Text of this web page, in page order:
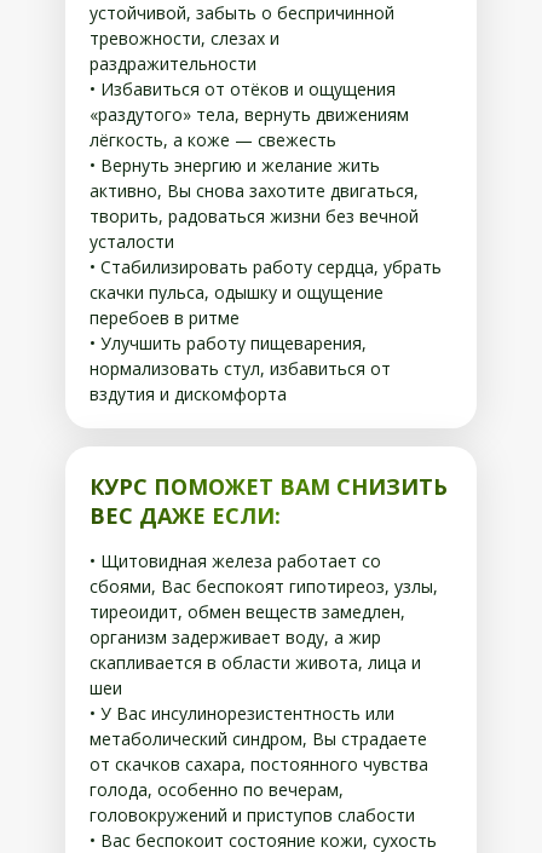
устойчивой, забыть о беспричинной
тревожности, слезах и
раздражительности
• Избавиться от отёков и ощущения
«раздутого» тела, вернуть движениям
лёгкость, а коже — свежесть
• Вернуть энергию и желание жить
активно, Вы снова захотите двигаться,
творить, радоваться жизни без вечной
усталости
• Стабилизировать работу сердца, убрать
скачки пульса, одышку и ощущение
перебоев в ритме
• Улучшить работу пищеварения,
нормализовать стул, избавиться от
вздутия и дискомфорта
КУРС ПОМОЖЕТ ВАМ СНИЗИТЬ
ВЕС ДАЖЕ ЕСЛИ:
• Щитовидная железа работает со
сбоями, Вас беспокоят гипотиреоз, узлы,
тиреоидит, обмен веществ замедлен,
организм задерживает воду, а жир
скапливается в области живота, лица и
шеи
• У Вас инсулинорезистентность или
метаболический синдром, Вы страдаете
от скачков сахара, постоянного чувства
голода, особенно по вечерам,
головокружений и приступов слабости
• Вас беспокоит состояние кожи, сухость